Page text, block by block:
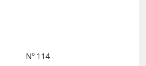
Nº 114